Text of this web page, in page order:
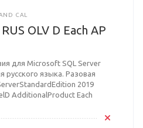
CAL
OLV D Each AP
для Microsoft SQL Server
русского языка. Разовая
2019
AdditionalProduct Each